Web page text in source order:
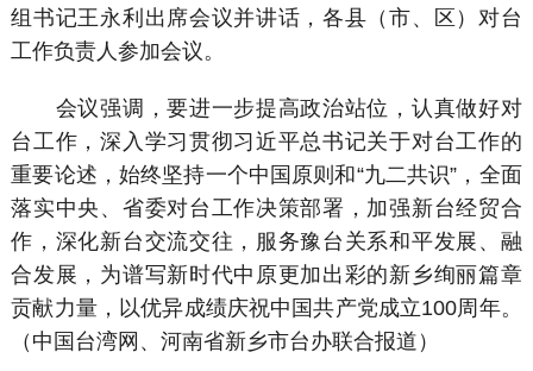
组书记王永利出席会议并讲话，各县（市、区）对台
工作负责人参加会议。
会议强调，要进一步提高政治站位，认真做好对
台工作，深入学习贯彻习近平总书记关于对台工作的
重要论述，始终坚持一个中国原则和“九二共识”，全面
落实中央、省委对台工作决策部署，加强新台经贸合
作，深化新台交流交往，服务豫台关系和平发展、融
合发展，为谱写新时代中原更加出彩的新乡绚丽篇章
贡献力量，以优异成绩庆祝中国共产党成立100周年。
（中国台湾网、河南省新乡市台办联合报道）